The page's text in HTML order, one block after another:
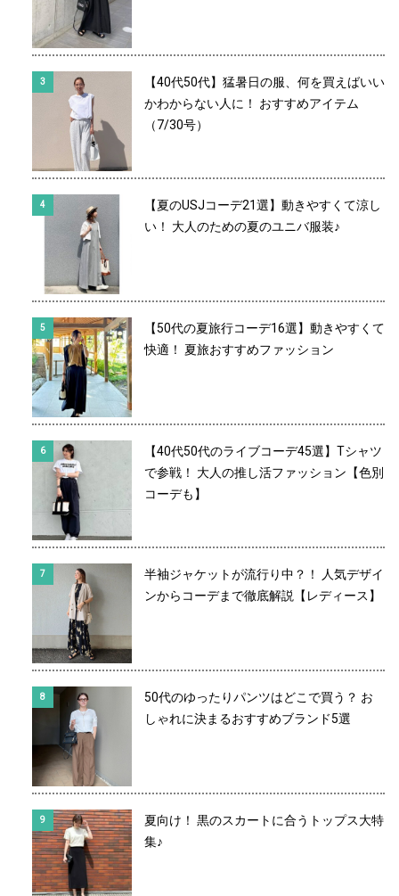
【40代50代】猛暑日の服、何を買えばいい
かわからない人に！ おすすめアイテム
（7/30号）
【夏のUSJコーデ21選】動きやすくて涼し
い！ 大人のための夏のユニバ服装♪
【50代の夏旅行コーデ16選】動きやすくて
快適！ 夏旅おすすめファッション
【40代50代のライブコーデ45選】Tシャツ
で参戦！ 大人の推し活ファッション【色別
コーデも】
半袖ジャケットが流行り中？！ 人気デザイ
ンからコーデまで徹底解説【レディース】
50代のゆったりパンツはどこで買う？ お
しゃれに決まるおすすめブランド5選
夏向け！ 黒のスカートに合うトップス大特
集♪